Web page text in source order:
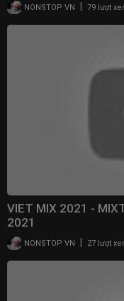
NONSTOP VN 79 lượt
VIET MIX 2021 -
2021
NONSTOP VN 27 lượt